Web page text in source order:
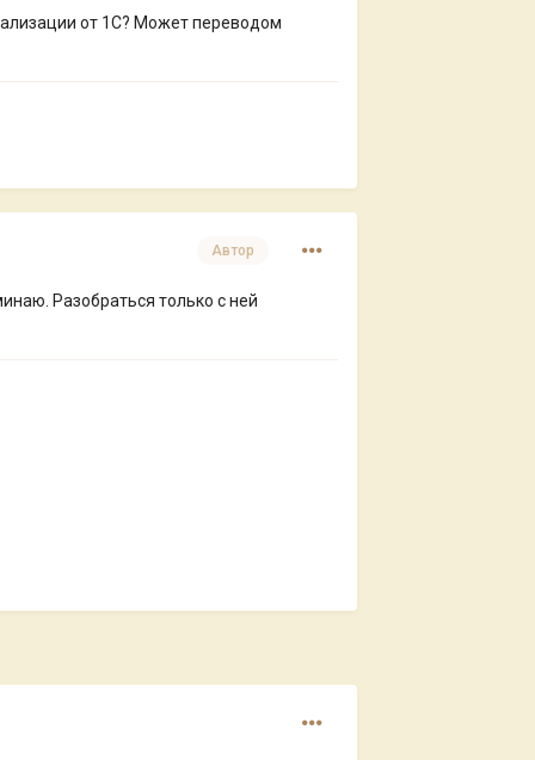
от 1С? Может переводом
Автор
Разобраться только с ней